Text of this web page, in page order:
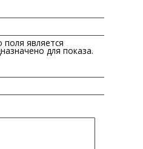
является
для показа.